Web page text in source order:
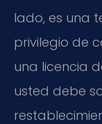
lado, es una
privilegio de
una licencia
usted debe